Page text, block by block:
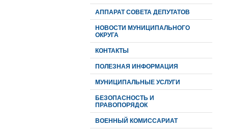
АППАРАТ СОВЕТА ДЕПУТАТОВ
НОВОСТИ МУНИЦИПАЛЬНОГО
ОКРУГА
КОНТАКТЫ
ПОЛЕЗНАЯ ИНФОРМАЦИЯ
МУНИЦИПАЛЬНЫЕ УСЛУГИ
БЕЗОПАСНОСТЬ И
ПРАВОПОРЯДОК
ВОЕННЫЙ КОМИССАРИАТ